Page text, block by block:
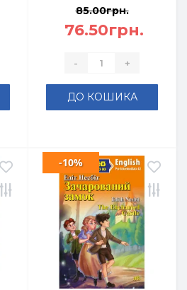
85.00грн.
76.50грн.
- +
ДО КОШИКА
-10%